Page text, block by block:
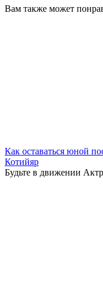
Вам также может
Как оставаться юной
Котийяр
Будьте в движении